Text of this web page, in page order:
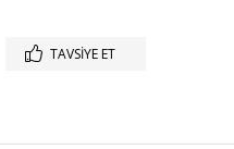
TAVSIYE ET